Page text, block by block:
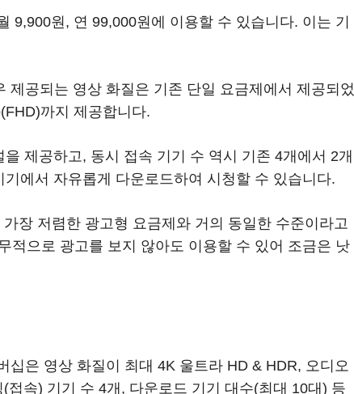
9,900원, 연 99,000원에 이용할 수 있습니다. 이는 기
제공되는 영상 화질은 기존 단일 요금제에서 제공되었
까지 제공합니다.
제공하고, 동시 접속 기기 수 역시 기존 4개에서 2개
에서 자유롭게 다운로드하여 시청할 수 있습니다.
장 저렴한 광고형 요금제와 거의 동일한 수준이라고
적으로 광고를 보지 않아도 이용할 수 있어 조금은 낫
십은 영상 화질이 최대 4K 울트라 HD & HDR, 오디오
접속) 기기 수 4개, 다운로드 기기 대수(최대 10대) 등